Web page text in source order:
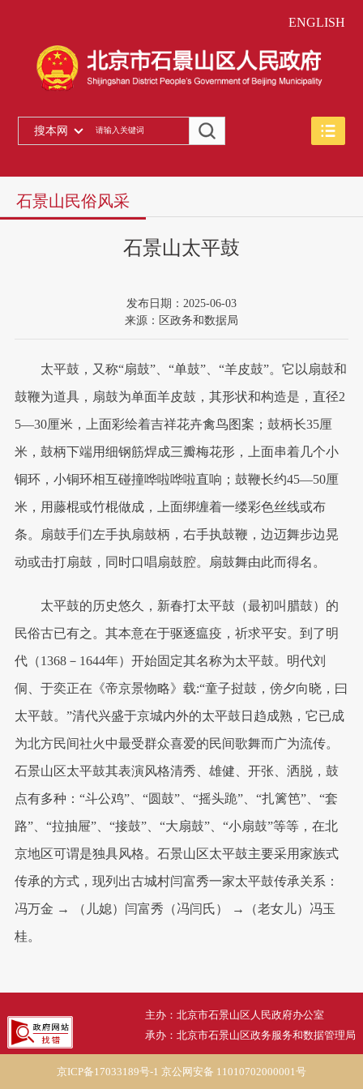
ENGLISH
搜本网
石景山民俗风采
石景山太平鼓
发布日期：2025-06-03
来源：区政务和数据局
太平鼓，又称“扇鼓”、“单鼓”、“羊皮鼓”。它以扇鼓和
鼓鞭为道具，扇鼓为单面羊皮鼓，其形状和构造是，直径2
5—30厘米，上面彩绘着吉祥花卉禽鸟图案；鼓柄长35厘
米，鼓柄下端用细钢筋焊成三瓣梅花形，上面串着几个小
铜环，小铜环相互碰撞哗啦哗啦直响；鼓鞭长约45—50厘
米，用藤棍或竹棍做成，上面绑缠着一缕彩色丝线或布
条。扇鼓手们左手执扇鼓柄，右手执鼓鞭，边迈舞步边晃
动或击打扇鼓，同时口唱扇鼓腔。扇鼓舞由此而得名。
太平鼓的历史悠久，新春打太平鼓（最初叫腊鼓）的
民俗古已有之。其本意在于驱逐瘟疫，祈求平安。到了明
代（1368－1644年）开始固定其名称为太平鼓。明代刘
侗、于奕正在《帝京景物略》载:“童子挝鼓，傍夕向晓，曰
太平鼓。”清代兴盛于京城内外的太平鼓日趋成熟，它已成
为北方民间社火中最受群众喜爱的民间歌舞而广为流传。
石景山区太平鼓其表演风格清秀、雄健、开张、洒脱，鼓
点有多种：“斗公鸡”、“圆鼓”、“摇头跪”、“扎篱笆”、“套
路”、“拉抽屉”、“接鼓”、“大扇鼓”、“小扇鼓”等等，在北
京地区可谓是独具风格。石景山区太平鼓主要采用家族式
传承的方式，现列出古城村闫富秀一家太平鼓传承关系：
冯万金 → （儿媳）闫富秀（冯闫氏） →（老女儿）冯玉
桂。
主办：北京市石景山区人民政府办公室
承办：北京市石景山区政务服务和数据管理局
京ICP备17033189号-1 京公网安备 11010702000001号